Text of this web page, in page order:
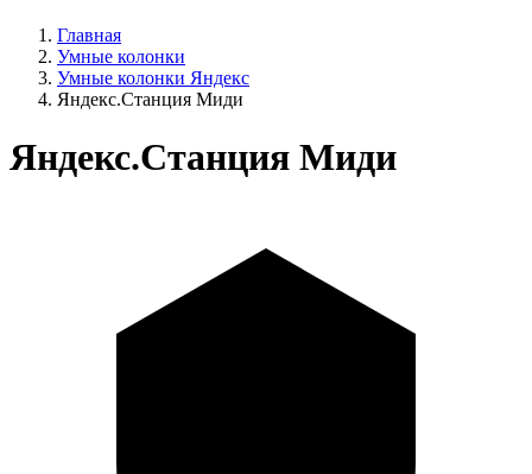
Главная
Умные колонки
Умные колонки Яндекс
Яндекс.Станция Миди
Яндекс.Станция Миди